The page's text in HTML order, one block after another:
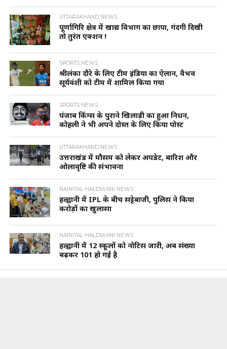
UTTARAKHAND NEWS
पूर्णागिरि क्षेत्र में खाद्य विभाग का छापा, गंदगी दिखी
तो तुरंत एक्शन !
SPORTS NEWS
श्रीलंका दौरे के लिए टीम इंडिया का ऐलान, वैभव
सूर्यवंशी को टीम में शामिल किया गया
SPORTS NEWS
पंजाब किंग्स के पुराने खिलाड़ी का हुआ निधन,
कोहली ने भी अपने दोस्त के लिए किया पोस्ट
UTTARAKHAND NEWS
उत्तराखंड में मौसम को लेकर अपडेट, बारिश और
ओलावृष्टि की संभावना
NAINITAL-HALDWANI NEWS
हल्द्वानी में IPL के बीच सट्टेबाजी, पुलिस ने किया
करोड़ों का खुलासा
NAINITAL-HALDWANI NEWS
हल्द्वानी में 12 स्कूलों को नोटिस जारी, अब संख्या
बढ़कर 101 हो गई है